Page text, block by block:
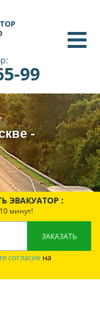
99
-
ЭВАКУАТОР :
минут!
согласие на